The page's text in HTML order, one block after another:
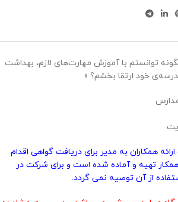
توانستم با آموزش مهارت‌های لازم، بهداشت
خود ارتقا بخشم؟ »
همکاران به مدیر برای دریافت گواهی اقدام
تهیه و آماده شده است و برای شرکت در
از آن توصیه نمی گردد.